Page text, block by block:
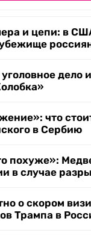
и цепи: в
дело
что
в Сербию
похуже»:
в случае
о скором
Трампа в